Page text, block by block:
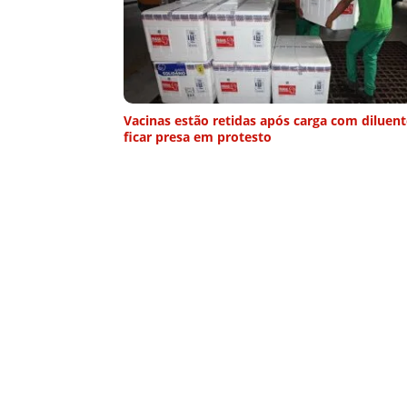
Vacinas estão retidas após carga com
ficar presa em protesto